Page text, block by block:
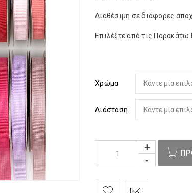
Διαθέσιμη σε διάφορες
Επιλέξτε από τις Παρακάτω
Χρώμα
Διάσταση